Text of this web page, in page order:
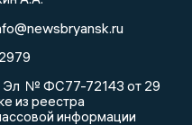
Эл № ФС77-72143 от 29
из реестра
информации